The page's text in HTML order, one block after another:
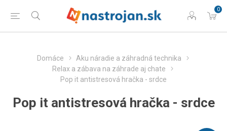
0
Domáce
Aku náradie a záhradná technika
Relax a zábava na záhrade aj chate
Pop it antistresová hračka - srdce
Pop it antistresová hračka - srdce